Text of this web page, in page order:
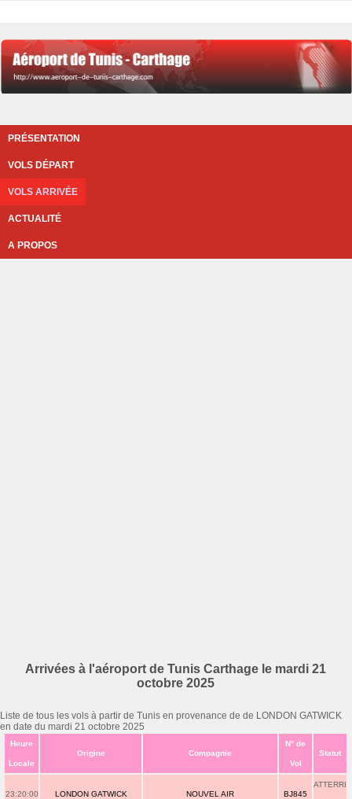
PRÉSENTATION
VOLS DÉPART
VOLS ARRIVÉE
ACTUALITÉ
A PROPOS
Arrivées à l'aéroport de Tunis Carthage le mardi 21
octobre 2025
Liste de tous les vols à partir de Tunis en provenance de de LONDON GATWICK
en date du mardi 21 octobre 2025
Heure
Locale
Origine Compagnie
N° de
Vol
Statut
23:20:00 LONDON GATWICK NOUVEL AIR BJ845
ATTERRI